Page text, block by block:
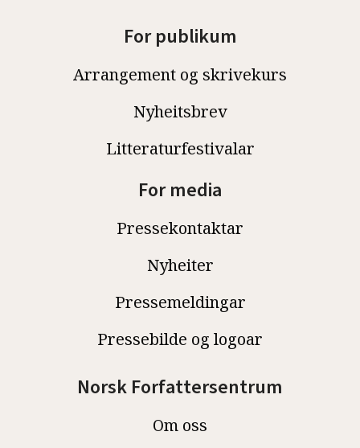
For publikum
Arrangement og skrivekurs
Nyheitsbrev
Litteraturfestivalar
For media
Pressekontaktar
Nyheiter
Pressemeldingar
Pressebilde og logoar
Norsk Forfattersentrum
Om oss